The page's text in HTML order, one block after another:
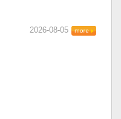
2026-08-05